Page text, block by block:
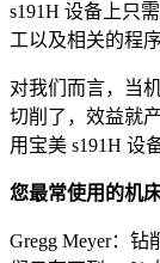
s191H 设备上只
工以及相关的程
对我们而言，当
切削了，效益就
用宝美 s191H 设
您最常使用的机
Gregg Meyer：